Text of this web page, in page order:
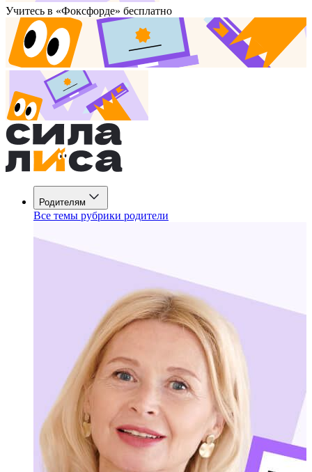
Учитесь в «Фоксфорде» бесплатно
Родителям
Все темы рубрики родители